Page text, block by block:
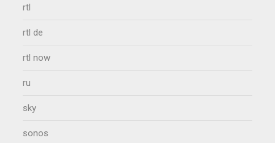
rtl
rtl de
rtl now
ru
sky
sonos